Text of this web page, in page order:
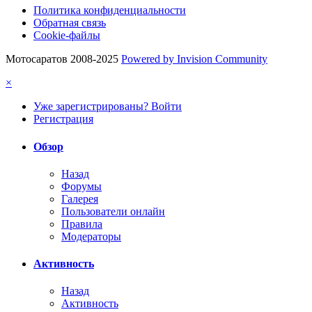
Политика конфиденциальности
Обратная связь
Cookie-файлы
Мотосаратов 2008-2025 Powered by Invision Community
×
Уже зарегистрированы? Войти
Регистрация
Обзор
Назад
Форумы
Галерея
Пользователи онлайн
Правила
Модераторы
Активность
Назад
Активность